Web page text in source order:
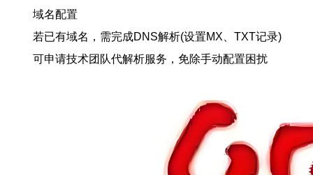
‌域名配置‌
若已有域名，需完成DNS解析(设置MX、TXT记录)
可申请技术团队代解析服务，免除手动配置困扰